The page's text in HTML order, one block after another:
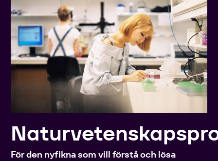
För den nyfikna som vill förstå och lösa